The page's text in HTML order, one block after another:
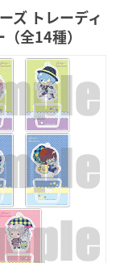
ズ トレーディ
全14種）